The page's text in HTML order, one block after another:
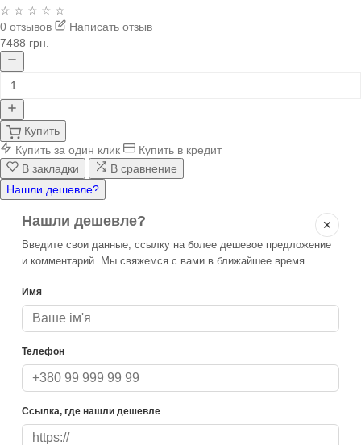
☆ ☆ ☆ ☆ ☆
0 отзывов
Написать отзыв
7488 грн.
Купить
Купить за один клик
Купить в кредит
В закладки
В сравнение
Нашли дешевле?
✕
Нашли дешевле?
Введите свои данные, ссылку на более дешевое предложение
и комментарий. Мы свяжемся с вами в ближайшее время.
Имя
Телефон
Ссылка, где нашли дешевле